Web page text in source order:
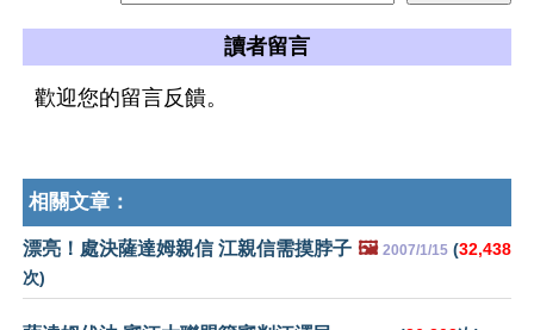
讀者留言
歡迎您的留言反饋。
相關文章：
漂亮！處決薩達姆親信 江親信需摸脖子 🖼️ 2007/1/15 (32,438
次)